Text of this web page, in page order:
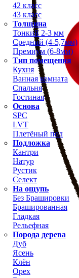
42 класс
43 класс
Толщина
Тонкий 2-3 мм
Средний (4-5,7мм)
Премиум (6-8мм)
Тип помещения
Кухня
Ванная комната
Спальня
Гостиная
Основа
SPC
LVT
Плетёный пол
Подложка
Кантри
Натур
Рустик
Селект
На ощупь
Без Брашировки
Брашированная
Гладкая
Рельефная
Порода дерева
Дуб
Ясень
Клён
Орех